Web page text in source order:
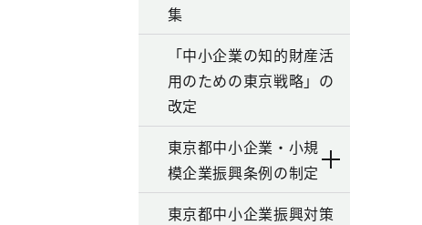
集
「中小企業の知的財産活
用のための東京戦略」の
改定
東京都中小企業・小規
模企業振興条例の制定
東京都中小企業振興対策